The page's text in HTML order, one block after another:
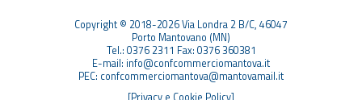
Copyright © 2018-2026 Via Londra 2 B/C, 46047
Porto Mantovano (MN)
Tel.: 0376 2311 Fax: 0376 360381
E-mail: info@confcommerciomantova.it
PEC: confcommerciomantova@mantovamail.it